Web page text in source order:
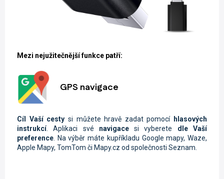
Mezi nejužitečnější funkce patří:
GPS navigace
Cíl Vaší cesty si můžete hravě zadat pomocí hlasových
instrukcí. Aplikaci své navigacesi vyberete dle Vaší
preference . Na výběr máte kupříkladu Google mapy, Waze,
Apple Mapy, TomTom či Mapy.cz od společnosti Seznam.